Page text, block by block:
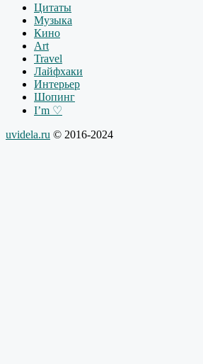
Цитаты
Музыка
Кино
Art
Travel
Лайфхаки
Интерьер
Шопинг
I’m ♡
uvidela.ru © 2016-2024